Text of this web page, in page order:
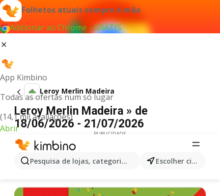
Folhetos atuais sempre à mão
Adicionar ao Chrome - GRÁTIS
App Kimbino
Todas as ofertas num só lugar
(14,1 mil avaliações)
Abrir
Pesquisa de lojas, categorias,produtos... Escolher cidade
Leroy Merlin Madeira
Leroy Merlin Madeira » de
18/06/2026 - 21/07/2026
PUBLICIDADE